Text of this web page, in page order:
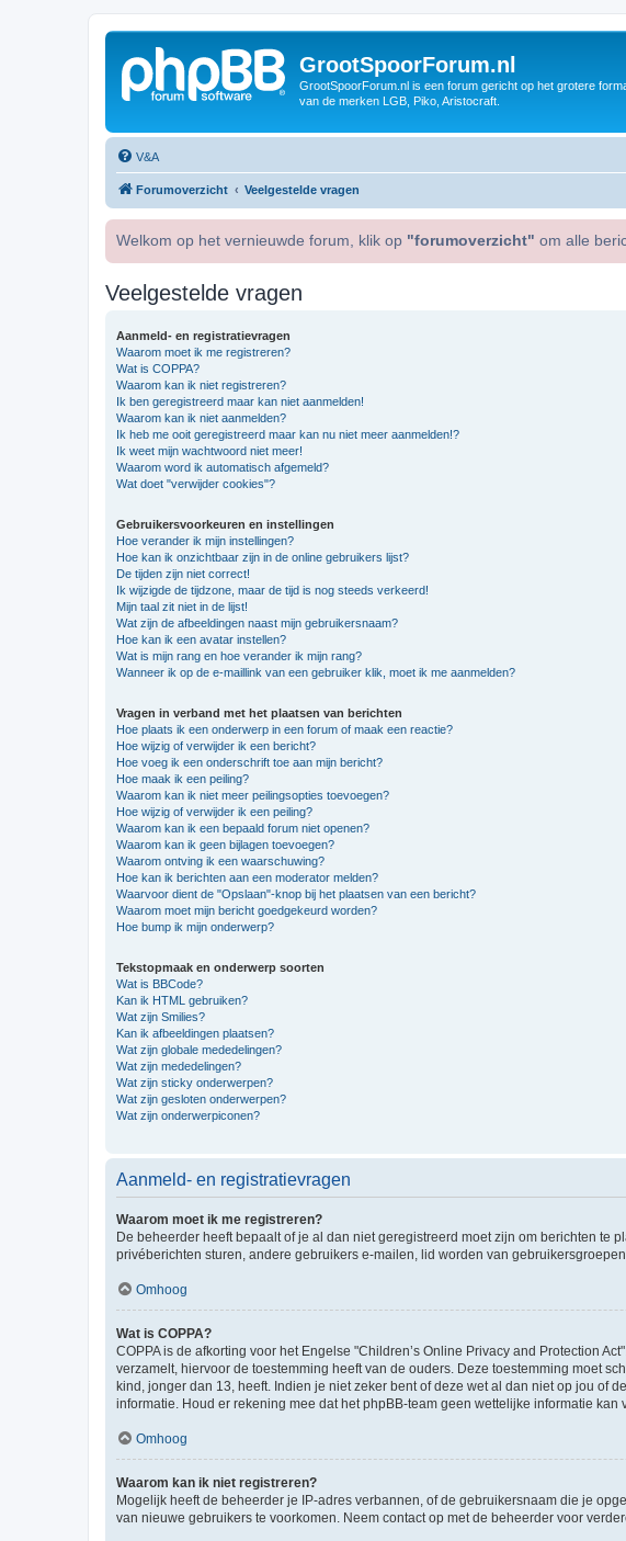
GrootSpoorForum.nl
GrootSpoorForum.nl is een forum gericht op het grotere
van de merken LGB, Piko, Aristocraft.
V&A
Forumoverzicht Veelgestelde vragen
Welkom op het vernieuwde forum, klik op "forumoverzicht" om alle
Veelgestelde vragen
Aanmeld- en registratievragen
Waarom moet ik me registreren?
Wat is COPPA?
Waarom kan ik niet registreren?
Ik ben geregistreerd maar kan niet aanmelden!
Waarom kan ik niet aanmelden?
Ik heb me ooit geregistreerd maar kan nu niet meer aanmelden!?
Ik weet mijn wachtwoord niet meer!
Waarom word ik automatisch afgemeld?
Wat doet "verwijder cookies"?
Gebruikersvoorkeuren en instellingen
Hoe verander ik mijn instellingen?
Hoe kan ik onzichtbaar zijn in de online gebruikers lijst?
De tijden zijn niet correct!
Ik wijzigde de tijdzone, maar de tijd is nog steeds verkeerd!
Mijn taal zit niet in de lijst!
Wat zijn de afbeeldingen naast mijn gebruikersnaam?
Hoe kan ik een avatar instellen?
Wat is mijn rang en hoe verander ik mijn rang?
Wanneer ik op de e-maillink van een gebruiker klik, moet ik me aanmelden?
Vragen in verband met het plaatsen van berichten
Hoe plaats ik een onderwerp in een forum of maak een reactie?
Hoe wijzig of verwijder ik een bericht?
Hoe voeg ik een onderschrift toe aan mijn bericht?
Hoe maak ik een peiling?
Waarom kan ik niet meer peilingsopties toevoegen?
Hoe wijzig of verwijder ik een peiling?
Waarom kan ik een bepaald forum niet openen?
Waarom kan ik geen bijlagen toevoegen?
Waarom ontving ik een waarschuwing?
Hoe kan ik berichten aan een moderator melden?
Waarvoor dient de "Opslaan"-knop bij het plaatsen van een bericht?
Waarom moet mijn bericht goedgekeurd worden?
Hoe bump ik mijn onderwerp?
Tekstopmaak en onderwerp soorten
Wat is BBCode?
Kan ik HTML gebruiken?
Wat zijn Smilies?
Kan ik afbeeldingen plaatsen?
Wat zijn globale mededelingen?
Wat zijn mededelingen?
Wat zijn sticky onderwerpen?
Wat zijn gesloten onderwerpen?
Wat zijn onderwerpiconen?
Aanmeld- en registratievragen
Waarom moet ik me registreren?
De beheerder heeft bepaalt of je al dan niet geregistreerd moet zijn om berichten te
privéberichten sturen, andere gebruikers e-mailen, lid worden van
Omhoog
Wat is COPPA?
COPPA is de afkorting voor het Engelse "Children’s Online Privacy and Protection
verzamelt, hiervoor de toestemming heeft van de ouders. Deze toestemming moet
kind, jonger dan 13, heeft. Indien je niet zeker bent of deze wet al dan niet op jou of
informatie. Houd er rekening mee dat het phpBB-team geen wettelijke informatie
Omhoog
Waarom kan ik niet registreren?
Mogelijk heeft de beheerder je IP-adres verbannen, of de gebruikersnaam die je
van nieuwe gebruikers te voorkomen. Neem contact op met de beheerder voor